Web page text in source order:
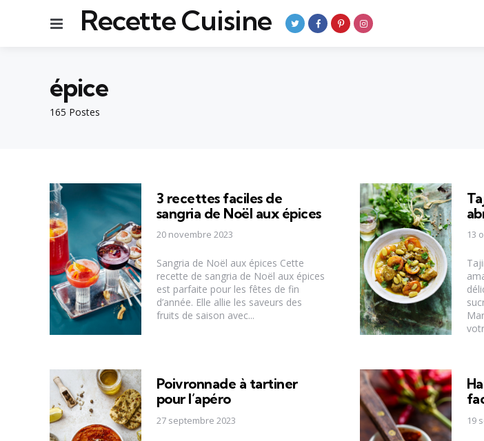
Menu
Recette Cuisine
165 Postes
épice
3 recettes faciles de
sangria de Noël aux épices
20 novembre 2023
Sangria de Noël aux épices Cette
recette de sangria de Noël aux épices
est parfaite pour les fêtes de fin
d’année. Elle allie les saveurs des
fruits de saison avec...
13
Poivronnade à tartiner
pour l’apéro
27 septembre 2023 19